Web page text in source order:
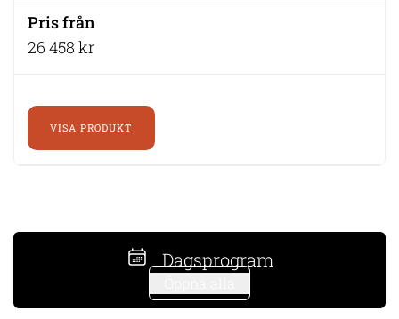
26 458 kr
VISA PRODUKT
Dagsprogram